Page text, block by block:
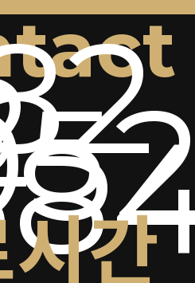
간